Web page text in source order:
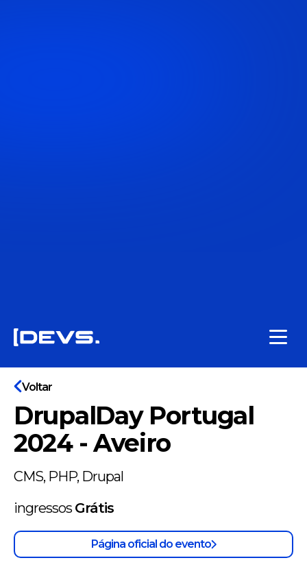
Voltar
DrupalDay Portugal
2024 - Aveiro
CMS, PHP, Drupal
ingressos Grátis
Página oficial do evento